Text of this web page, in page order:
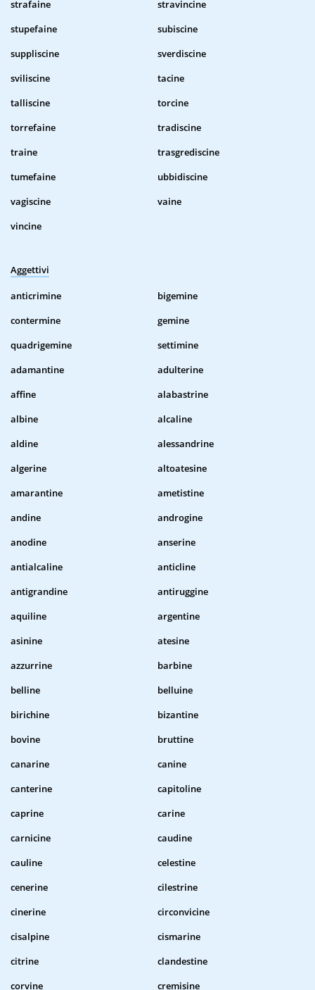
strafaine
stravincine
stupefaine
subiscine
suppliscine
sverdiscine
sviliscine
tacine
talliscine
torcine
torrefaine
tradiscine
traine
trasgrediscine
tumefaine
ubbidiscine
vagiscine
vaine
vincine
Aggettivi
anticrimine
bigemine
contermine
gemine
quadrigemine
settimine
adamantine
adulterine
affine
alabastrine
albine
alcaline
aldine
alessandrine
algerine
altoatesine
amarantine
ametistine
andine
androgine
anodine
anserine
antialcaline
anticline
antigrandine
antiruggine
aquiline
argentine
asinine
atesine
azzurrine
barbine
belline
belluine
birichine
bizantine
bovine
bruttine
canarine
canine
canterine
capitoline
caprine
carine
carnicine
caudine
cauline
celestine
cenerine
cilestrine
cinerine
circonvicine
cisalpine
cismarine
citrine
clandestine
corvine
cremisine